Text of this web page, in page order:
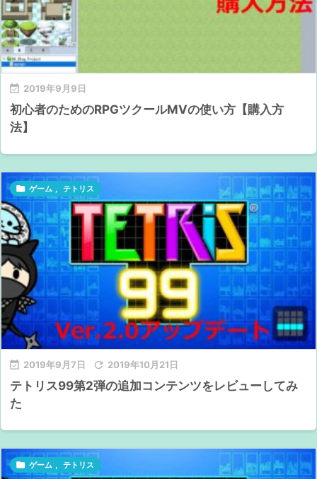
 2019年9月9日
初心者のためのRPGツクールMVの使い方【購入方
法】
 2019年9月7日  2019年10月21日
 ゲーム , テトリス
テトリス99第2弾の追加コンテンツをレビューしてみ
た
 ゲーム テトリス